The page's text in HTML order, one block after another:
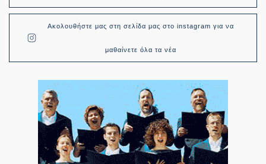
Ακολουθήστε μας στη σελίδα μας στο instagram για να
μαθαίνετε όλα τα νέα